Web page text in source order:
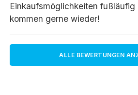
Einkaufsmöglichkeiten fußläufig
kommen gerne wieder!
ALLE BEWERTUNGEN